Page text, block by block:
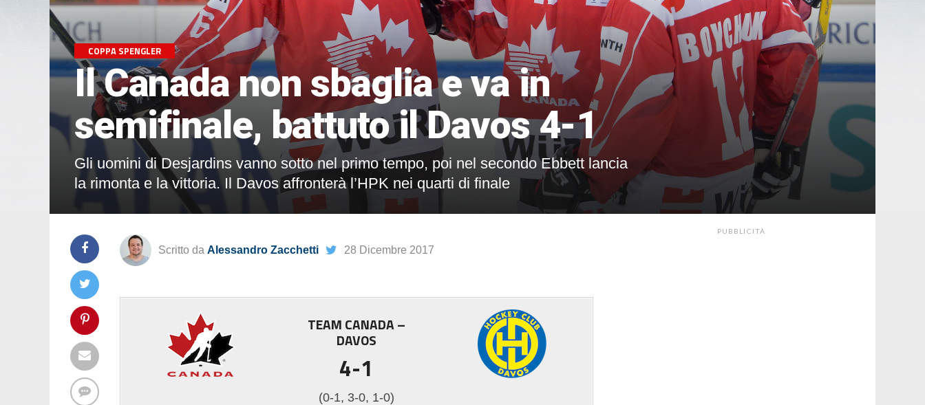
COPPA SPENGLER
Il Canada non sbaglia e va in
semifinale, battuto il Davos 4-1
Gli uomini di Desjardins vanno sotto nel primo tempo, poi nel secondo Ebbett lancia
la rimonta e la vittoria. Il Davos affronterà l’HPK nei quarti di finale
Scritto da Alessandro Zacchetti 28 Dicembre 2017
TEAM CANADA –
DAVOS
4-1
(0-1, 3-0, 1-0)
PUBBLICITÀ